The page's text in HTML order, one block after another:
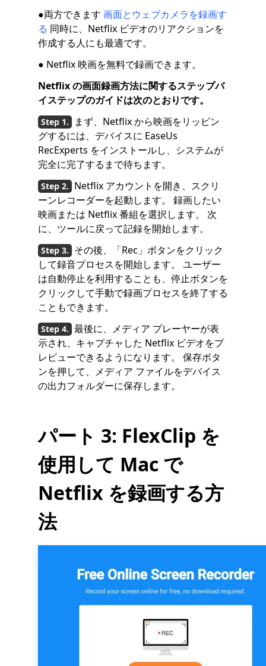
●両方できます 画面とウェブカメラを録画す
る 同時に、Netflix ビデオのリアクションを
作成する人にも最適です。
● Netflix 映画を無料で録画できます。
Netflix の画面録画方法に関するステップバ
イステップのガイドは次のとおりです。
まず、Netflix から映画をリッピン
グするには、デバイスに EaseUs
RecExperts をインストールし、システムが
完全に完了するまで待ちます。
Netflix アカウントを開き、スクリ
ーンレコーダーを起動します。 録画したい
映画または Netflix 番組を選択します。 次
に、ツールに戻って記録を開始します。
その後、「Rec」ボタンをクリック
して録音プロセスを開始します。 ユーザー
は自動停止を利用することも、停止ボタンを
クリックして手動で録画プロセスを終了する
こともできます。
最後に、メディア プレーヤーが表
示され、キャプチャした Netflix ビデオをプ
レビューできるようになります。 保存ボタ
ンを押して、メディア ファイルをデバイス
の出力フォルダーに保存します。
パート 3: FlexClip を
使用して Mac で
Netflix を録画する方
法